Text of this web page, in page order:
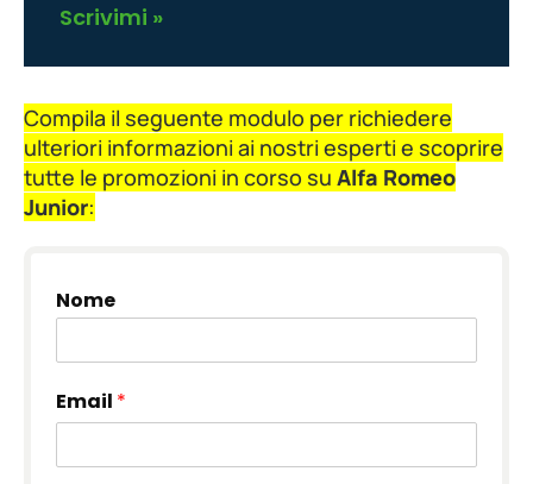
Scrivimi »
Compila il seguente modulo per richiedere
ulteriori informazioni ai nostri esperti e scoprire
tutte le promozioni in corso su Alfa Romeo
Junior:
Nome
Email *